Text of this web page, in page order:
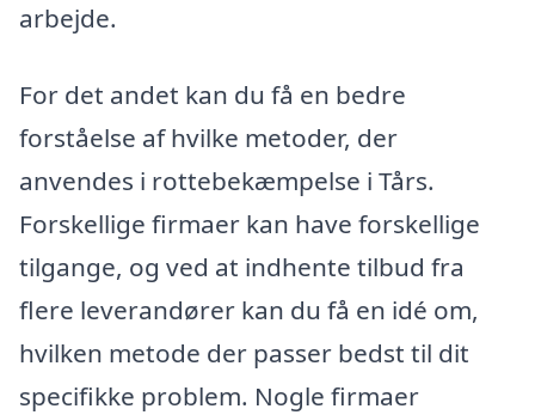
arbejde.
For det andet kan du få en bedre
forståelse af hvilke metoder, der
anvendes i rottebekæmpelse i Tårs.
Forskellige firmaer kan have forskellige
tilgange, og ved at indhente tilbud fra
flere leverandører kan du få en idé om,
hvilken metode der passer bedst til dit
specifikke problem. Nogle firmaer